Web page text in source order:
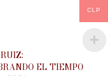
EL TIEMPO
CLP